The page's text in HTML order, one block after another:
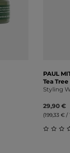
PAUL
Tea Tree
Styling
29,90 €
(199,33 €